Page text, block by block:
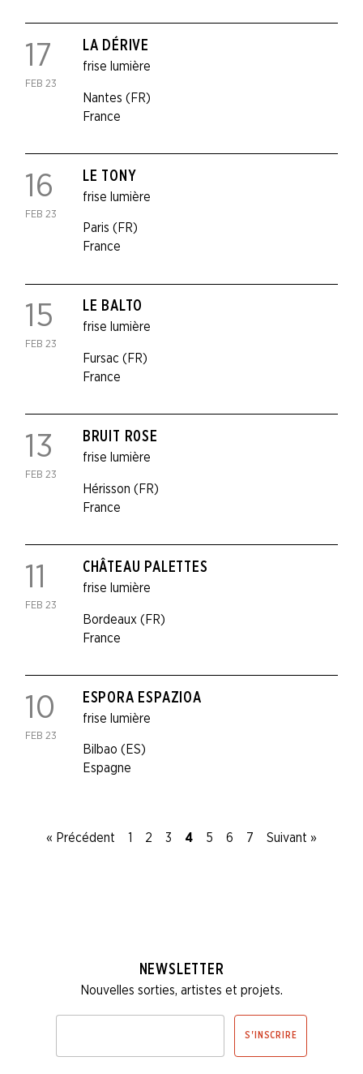
17
FEB 23
frise lumière
LA DÉRIVE
Nantes (FR)
France
16
FEB 23
frise lumière
LE TONY
Paris (FR)
France
15
FEB 23
frise lumière
LE BALTO
Fursac (FR)
France
13
FEB 23
frise lumière
BRUIT R0SE
Hérisson (FR)
France
11
FEB 23
frise lumière
CHÂTEAU PALETTES
Bordeaux (FR)
France
10
FEB 23
frise lumière
ESPORA ESPAZIOA
Bilbao (ES)
Espagne
« Précédent 1 2 3 4 5 6 7 Suivant »
NEWSLETTER
Nouvelles sorties, artistes et projets.
S'INSCRIRE